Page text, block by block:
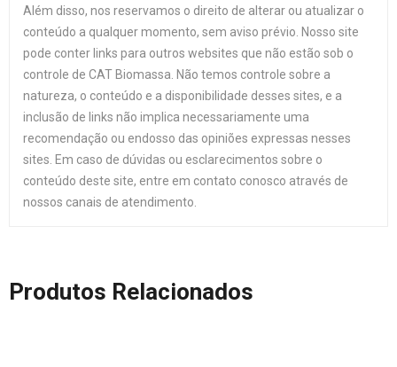
Além disso, nos reservamos o direito de alterar ou atualizar o
conteúdo a qualquer momento, sem aviso prévio. Nosso site
pode conter links para outros websites que não estão sob o
controle de CAT Biomassa. Não temos controle sobre a
natureza, o conteúdo e a disponibilidade desses sites, e a
inclusão de links não implica necessariamente uma
recomendação ou endosso das opiniões expressas nesses
sites. Em caso de dúvidas ou esclarecimentos sobre o
conteúdo deste site, entre em contato conosco através de
nossos canais de atendimento.
Produtos Relacionados